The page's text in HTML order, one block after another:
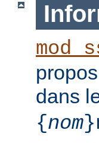
dans
{nom